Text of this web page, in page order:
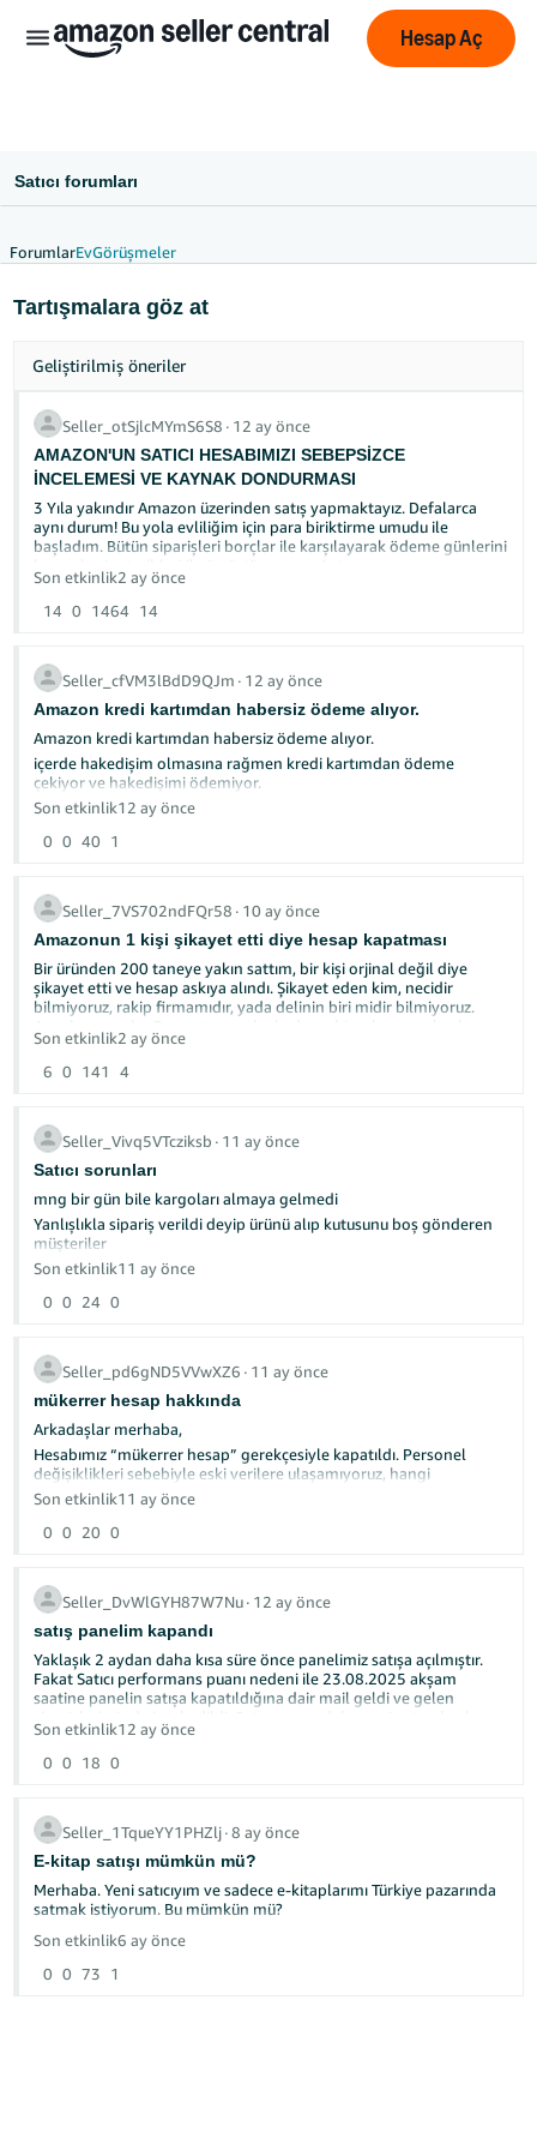
Türk
文
CN
English
- GB
Deutsch
- DE
Türk
- TR
Giriş
yap
Hesap
Hesap Aç
Satıcı forumları
ForumlarEvGörüşmeler
Tartışmalara göz at
Geliştirilmiş öneriler
Seller_otSjlcMYmS6S8 ∙ 12 ay önce
AMAZON'UN SATICI HESABIMIZI SEBEPSİZCE
İNCELEMESİ VE KAYNAK DONDURMASI
3 Yıla yakındır Amazon üzerinden satış yapmaktayız. Defalarca
aynı durum! Bu yola evliliğim için para biriktirme umudu ile
başladım. Bütün siparişleri borçlar ile karşılayarak ödeme günlerini
Tarafıma ait olan meblağları alakasız nedenler ile kesen veya
donduran Amazon son vakasında da 3 tane kesin itiraz
1 aydır bankada borcum faize bindi+Tedarikçilere ödeme
yapamadım+vergi konusu zaten cabası
Profesyonelce çalışan (!)destek ekibinden yardımlar istedim ancak
ban yazılan maillerin aynısını okumaktan başka bir yarıdmda
bulunamadılar.
AMAZON güçlü bir kurum olduğu ve bizim hukuki yollar ile
yapacağımız başvuruların alehimize sonuçlanacağını bilen Amazon
hakkımı resmen yemiştir.
Burada hiçbir marka veya kötülememekle birlikte ADİL OLMAYAN
susmayacağım.
Hepinize sonsuz şükranlarımı sunmaktayım.
Son etkinlik2 ay önce
14 0 1464 14
Seller_cfVM3lBdD9QJm ∙ 12 ay önce
Amazon kredi kartımdan habersiz ödeme alıyor.
Amazon kredi kartımdan habersiz ödeme alıyor.
içerde hakedişim olmasına rağmen kredi kartımdan ödeme
çekiyor ve hakedişimi ödemiyor.
kartımı iptal ettim bu seferde hesabı bloke ettiler.
bunu yaşayan var mı? sırf bu sebeple amazondaki satışlarımızı
sonlandıracağız.
Son etkinlik12 ay önce
0 0 40 1
Seller_7VS702ndFQr58 ∙ 10 ay önce
Amazonun 1 kişi şikayet etti diye hesap kapatması
Bir üründen 200 taneye yakın sattım, bir kişi orjinal değil diye
şikayet etti ve hesap askıya alındı. Şikayet eden kim, necidir
bilmiyoruz, rakip firmamıdır, yada delinin biri midir bilmiyoruz.
platform görmedim. %5 i 10 u olur anlarım ama 1 sipariş yaa, biz
babamızın hayrına çalışıyoruz tabi. ver adamın 600 lirasını iade et,
95.000 tl kaynak dondurmak ne demek, biz 95.000 tl için 75.000
Son etkinlik2 ay önce
6 0 141 4
Seller_Vivq5VTcziksb ∙ 11 ay önce
Satıcı sorunları
mng bir gün bile kargoları almaya gelmedi
Yanlışlıkla sipariş verildi deyip ürünü alıp kutusunu boş gönderen
müşteriler
Sonrada şikayet edip mağazayı devre dışı bırakan insanlar
Sırf yorum yapmak için ürün alıp sonrada iade eden insanlar
Son etkinlik11 ay önce
0 0 24 0
Seller_pd6gND5VVwXZ6 ∙ 11 ay önce
mükerrer hesap hakkında
Arkadaşlar merhaba,
Hesabımız “mükerrer hesap” gerekçesiyle kapatıldı. Personel
değişiklikleri sebebiyle eski verilere ulaşamıyoruz, hangi
hesapların mükerrer olduğunu da bilmiyoruz. Amazon’a defalarca
case açtık, KEPT üzerinden de yazdık ama net bir dönüş alamadık.
Amazon hangi hesapların mükerrer olduğunu öğrenmemizi sağlar
mı?
Daha önce böyle bir durum yaşayan oldu mu, nasıl çözdünüz?
Bu hesaplara erişim sağlasak sorunları çözeceğiz ama hangi
hesaplar olduğunu bilmediğimiz için ilerleyemiyoruz.
Son etkinlik11 ay önce
0 0 20 0
Seller_DvWlGYH87W7Nu∙ 12 ay önce
satış panelim kapandı
Yaklaşık 2 aydan daha kısa süre önce panelimiz satışa açılmıştır.
Fakat Satıcı performans puanı nedeni ile 23.08.2025 akşam
saatine panelin satışa kapatıldığına dair mail geldi ve gelen
bir firma için bu kadar kısa bir sürede hangi performansta olmalı??
satışa devam edip puanımızı artırmamız için panelin yeniden satışa
açılmasını talep ederiz.
Son etkinlik12 ay önce
0 0 18 0
Seller_1TqueYY1PHZlj∙8 ay önce
E-kitap satışı mümkün mü?
Merhaba. Yeni satıcıyım ve sadece e-kitaplarımı Türkiye pazarında
satmak istiyorum. Bu mümkün mü?
Son etkinlik6 ay önce
0 0 73 1